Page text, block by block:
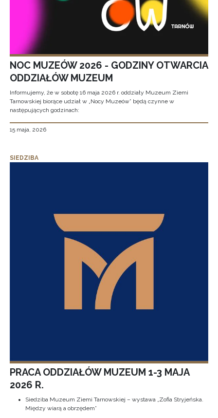
NOC MUZEÓW 2026 - GODZINY OTWARCIA
ODDZIAŁÓW MUZEUM
Informujemy, że w sobotę 16 maja 2026 r. oddziały Muzeum Ziemi
Tarnowskiej biorące udział w „Nocy Muzeów” będą czynne w
następujących godzinach:
15 maja, 2026
SIEDZIBA
PRACA ODDZIAŁÓW MUZEUM 1-3 MAJA
2026 R.
Siedziba Muzeum Ziemi Tarnowskiej – wystawa „Zofia Stryjeńska.
Między wiarą a obrzędem”